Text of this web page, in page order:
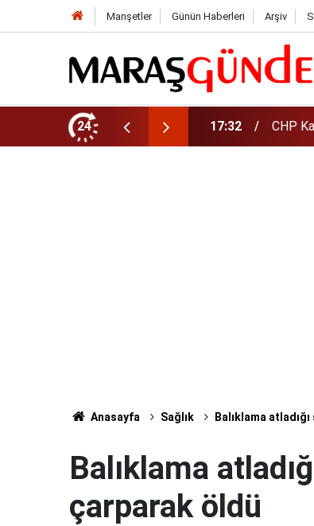
Manşetler Günün Haberleri Arşiv
24 17:08 Altın
Anasayfa Sağlık Balıklama
Balıklama
çarparak öldü